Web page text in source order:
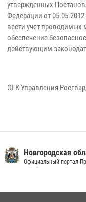
утвержденных
Федерации от
вести учет
обеспечение
действующим
ОГК Управления
Новгородская
Официальный портал